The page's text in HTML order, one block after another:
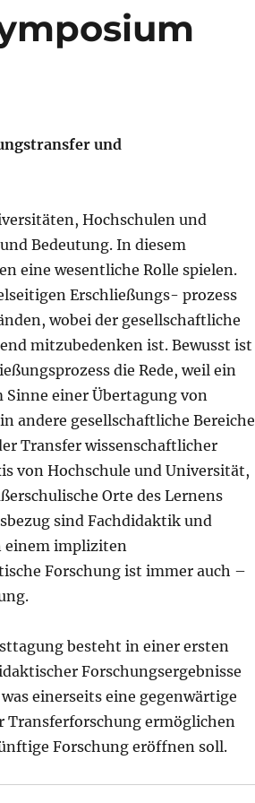
und
Hochschulen und
Bedeutung. In diesem
eine wesentliche Rolle spielen.
Erschließungs- prozess
wobei der gesellschaftliche
mitzubedenken ist. Bewusst ist
die Rede, weil ein
einer Übertagung von
andere gesellschaftliche Bereiche
Transfer wissenschaftlicher
von Hochschule und Universität,
Orte des Lernens
sind Fachdidaktik und
einem impliziten
Forschung ist immer auch –
besteht in einer ersten
Forschungsergebnisse
einerseits eine gegenwärtige
ermöglichen
Forschung eröffnen soll.